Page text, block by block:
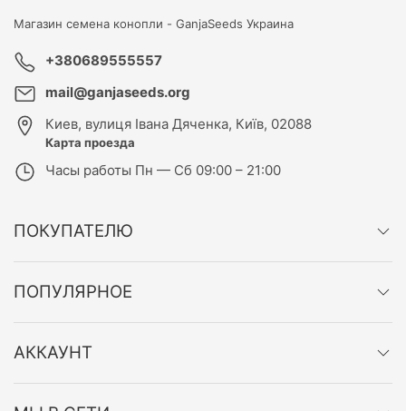
Магазин семена конопли - GanjaSeeds Украина
+380689555557
mail@ganjaseeds.org
Киев, вулиця Івана Дяченка, Київ, 02088
Карта проезда
Часы работы Пн — Сб 09:00 – 21:00
ПОКУПАТЕЛЮ
ПОПУЛЯРНОЕ
АККАУНТ